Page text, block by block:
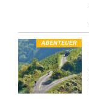
ABENTEUER